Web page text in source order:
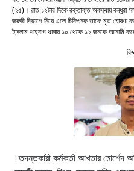
(২৫)। রাত ১২টার দিকে রক্তাক্ত অবস্থায় বন্ধুরা
জরুরি বিভাগে নিয়ে এলে চিকিৎসক তাকে মৃত
ইসলাম শাহবাগ থানায় ১০ থেকে ১২ জনকে আসামি
।তদন্তকারী কর্মকর্তা আখতার